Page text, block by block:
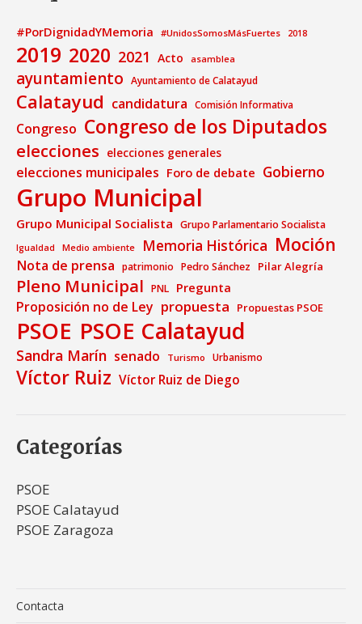
#PorDignidadYMemoria #UnidosSomosMásFuertes 2018
2019 2020 2021 Acto asamblea
ayuntamiento Ayuntamiento de Calatayud
Calatayud candidatura Comisión Informativa
Congreso Congreso de los Diputados
elecciones elecciones generales
elecciones municipales Foro de debate Gobierno
Grupo Municipal
Grupo Municipal Socialista Grupo Parlamentario Socialista
Igualdad Medio ambiente Memoria Histórica Moción
Nota de prensa patrimonio Pedro Sánchez Pilar Alegría
Pleno Municipal PNL Pregunta
Proposición no de Ley propuesta Propuestas PSOE
PSOE PSOE Calatayud
Sandra Marín senado Turismo Urbanismo
Víctor Ruiz Víctor Ruiz de Diego
Categorías
PSOE
PSOE Calatayud
PSOE Zaragoza
Contacta